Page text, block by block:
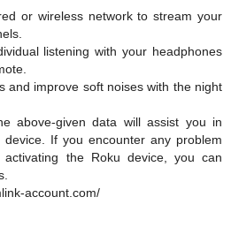
or wireless network to stream your
listening with your headphones
and improve soft noises with the night
above-given data will assist you in
If you encounter any problem
the Roku device, you can
account.com/